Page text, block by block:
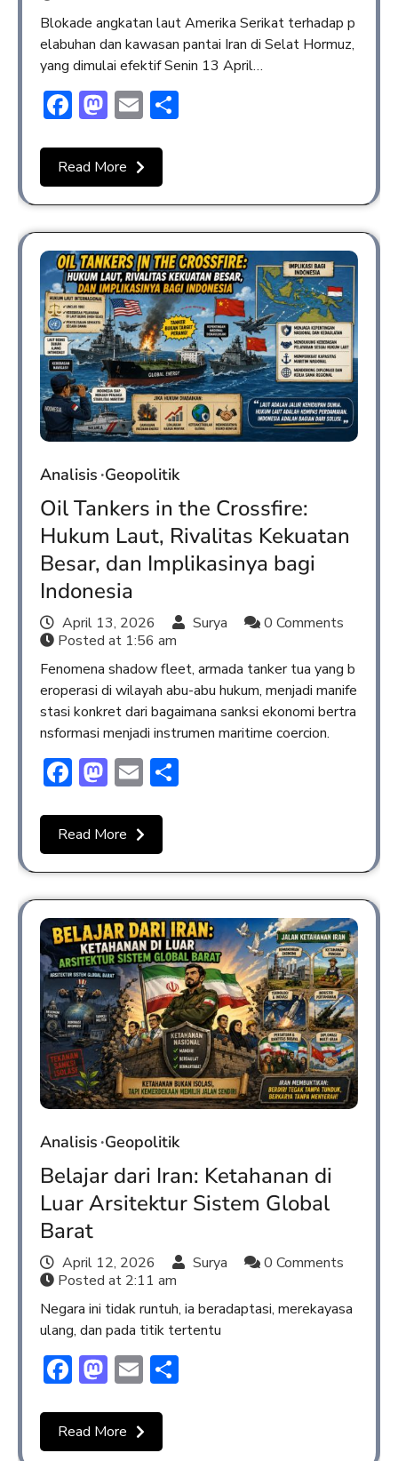
Blokade angkatan laut Amerika Serikat terhadap p
elabuhan dan kawasan pantai Iran di Selat Hormuz,
yang dimulai efektif Senin 13 April…
Facebook
Mastodon
Email
Read More
Analisis Geopolitik
Oil Tankers in the Crossfire:
Hukum Laut, Rivalitas Kekuatan
Besar, dan Implikasinya bagi
Indonesia
April 13, 2026 Surya
0 Comments
Posted at 1:56 am
Fenomena shadow fleet, armada tanker tua yang b
eroperasi di wilayah abu-abu hukum, menjadi manife
stasi konkret dari bagaimana sanksi ekonomi bertra
nsformasi menjadi instrumen maritime coercion.
Facebook
Mastodon
Email
Read More
Analisis Geopolitik
Belajar dari Iran: Ketahanan di
Luar Arsitektur Sistem Global
Barat
April 12, 2026 Surya
0 Comments
Posted at 2:11 am
Negara ini tidak runtuh, ia beradaptasi, merekayasa
ulang, dan pada titik tertentu
Facebook
Mastodon
Email
Read More